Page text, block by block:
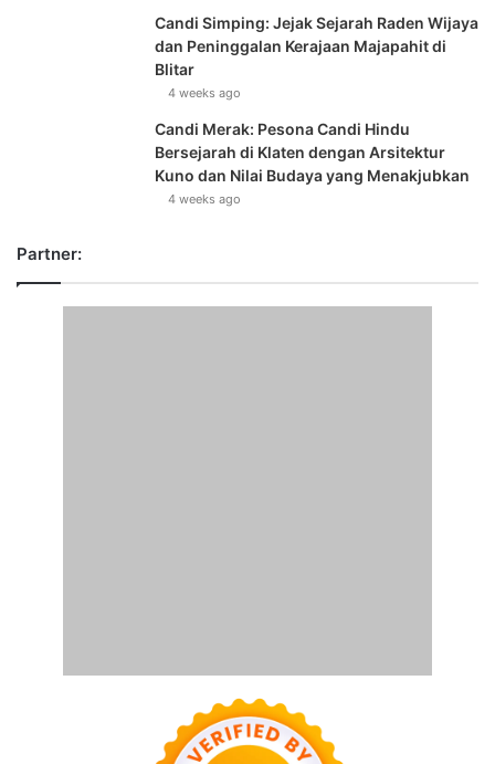
Candi Simping: Jejak Sejarah Raden Wijaya
dan Peninggalan Kerajaan Majapahit di
Blitar
4 weeks ago
Candi Merak: Pesona Candi Hindu
Bersejarah di Klaten dengan Arsitektur
Kuno dan Nilai Budaya yang Menakjubkan
4 weeks ago
Partner: